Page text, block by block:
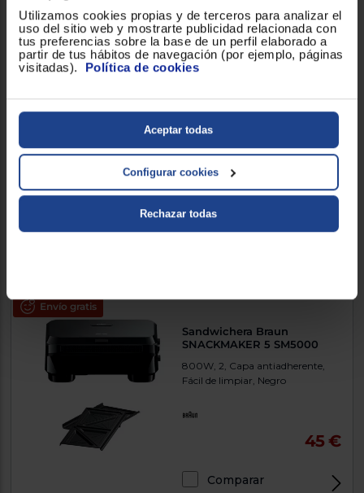
Utilizamos cookies propias y de terceros para analizar el
uso del sitio web y mostrarte publicidad relacionada con
tus preferencias sobre la base de un perfil elaborado a
partir de tus hábitos de navegación (por ejemplo, páginas
visitadas). Política de cookies
Aceptar todas
Configurar cookies
Rechazar todas
Comparar
Sandwichera Princess 2 EN 1
MULTI GRILL
1500W, 2, Fácil de limpiar, Capa
antiadherente, Negro
Envío gratis
Sandwichera Braun
SNACKMAKER 5 SM5000
800W, 2, Capa antiadherente,
Fácil de limpiar, Negro
45 €
Comparar